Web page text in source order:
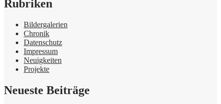
Rubriken
Bildergalerien
Chronik
Datenschutz
Impressum
Neuigkeiten
Projekte
Neueste Beiträge